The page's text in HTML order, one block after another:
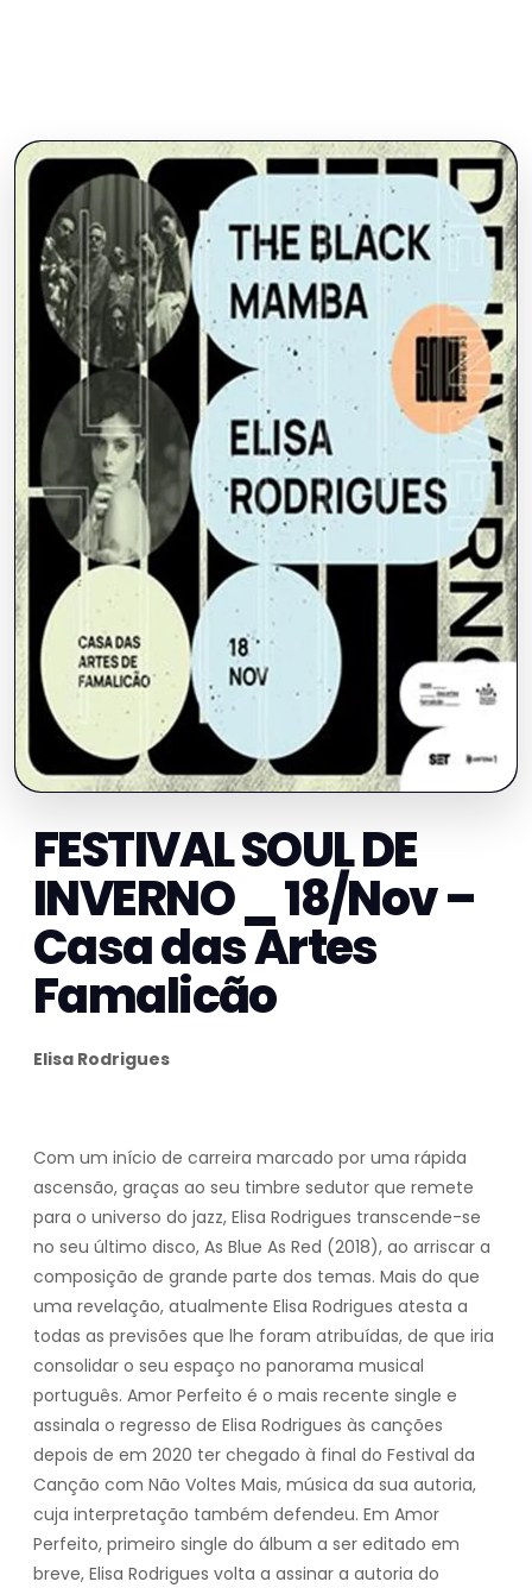
FESTIVAL SOUL DE
INVERNO _ 18/Nov –
Casa das Artes
Famalicão
Elisa Rodrigues
Com um início de carreira marcado por uma rápida
ascensão, graças ao seu timbre sedutor que remete
para o universo do jazz, Elisa Rodrigues transcende-se
no seu último disco, As Blue As Red (2018), ao arriscar a
composição de grande parte dos temas. Mais do que
uma revelação, atualmente Elisa Rodrigues atesta a
todas as previsões que lhe foram atribuídas, de que iria
consolidar o seu espaço no panorama musical
português. Amor Perfeito é o mais recente single e
assinala o regresso de Elisa Rodrigues às canções
depois de em 2020 ter chegado à final do Festival da
Canção com Não Voltes Mais, música da sua autoria,
cuja interpretação também defendeu. Em Amor
Perfeito, primeiro single do álbum a ser editado em
breve, Elisa Rodrigues volta a assinar a autoria do